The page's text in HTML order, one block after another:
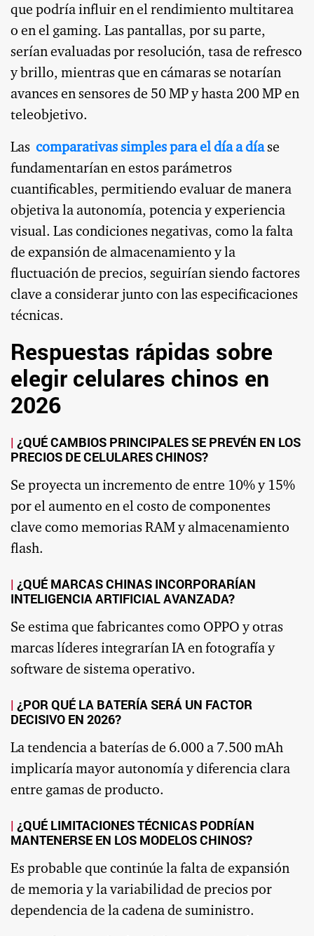
que podría influir en el rendimiento multitarea
o en el gaming. Las pantallas, por su parte,
serían evaluadas por resolución, tasa de refresco
y brillo, mientras que en cámaras se notarían
avances en sensores de 50 MP y hasta 200 MP en
teleobjetivo.
Las comparativas simples para el día a díase
fundamentarían en estos parámetros
cuantificables, permitiendo evaluar de manera
objetiva la autonomía, potencia y experiencia
visual. Las condiciones negativas, como la falta
de expansión de almacenamiento y la
fluctuación de precios, seguirían siendo factores
clave a considerar junto con las especificaciones
técnicas.
Respuestas rápidas sobre
elegir celulares chinos en
2026
¿QUÉ CAMBIOS PRINCIPALES SE PREVÉN EN LOS
PRECIOS DE CELULARES CHINOS?
Se proyecta un incremento de entre 10% y 15%
por el aumento en el costo de componentes
clave como memorias RAM y almacenamiento
flash.
¿QUÉ MARCAS CHINAS INCORPORARÍAN
INTELIGENCIA ARTIFICIAL AVANZADA?
Se estima que fabricantes como OPPO y otras
marcas líderes integrarían IA en fotografía y
software de sistema operativo.
¿POR QUÉ LA BATERÍA SERÁ UN FACTOR
DECISIVO EN 2026?
La tendencia a baterías de 6.000 a 7.500 mAh
implicaría mayor autonomía y diferencia clara
entre gamas de producto.
¿QUÉ LIMITACIONES TÉCNICAS PODRÍAN
MANTENERSE EN LOS MODELOS CHINOS?
Es probable que continúe la falta de expansión
de memoria y la variabilidad de precios por
dependencia de la cadena de suministro.